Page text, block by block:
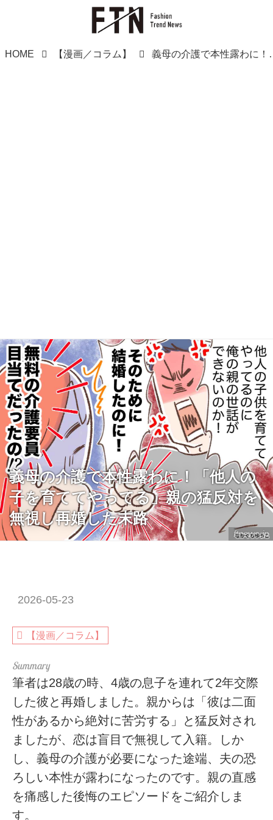
HOME 【漫画／コラム】 義母の介護で本性
ftnews.jp
義母の介護で本性露わに！「他人の
子を育ててやってる」親の猛反対を
無視し再婚した末路
2026-05-23
【漫画／コラム】
筆者は28歳の時、4歳の息子を連れて2年交際
した彼と再婚しました。親からは「彼は二面
性があるから絶対に苦労する」と猛反対され
ましたが、恋は盲目で無視して入籍。しか
し、義母の介護が必要になった途端、夫の恐
ろしい本性が露わになったのです。親の直感
を痛感した後悔のエピソードをご紹介しま
す。